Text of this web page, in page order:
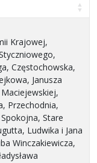
Krajowej,
Częstochowska,
Janusza
Przechodnia,
Stare
Ludwika i Jana
Winczakiewicza,